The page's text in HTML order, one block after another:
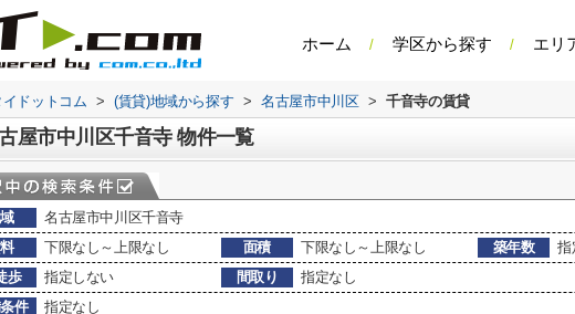
ホーム 学区から探す エリ
ドットコム > (賃貸)地域から探す > 名古屋市中川区 > 千音寺の賃貸
屋市中川区千音寺 物件一覧
名古屋市中川区千音寺
下限なし～上限なし 面積 下限なし～上限なし 築年数
指
歩
指定しない 間取り
指定なし
件
指定なし